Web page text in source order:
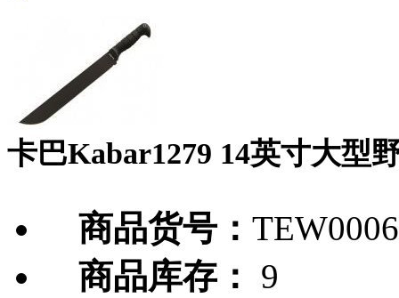
卡巴Kabar1279 14英寸大型
商品货号：
商品库存：
9